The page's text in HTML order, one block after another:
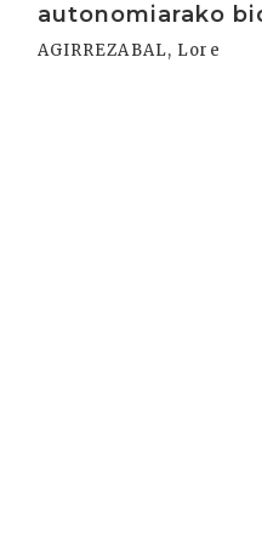
autonomiarako
AGIRREZABAL, Lore